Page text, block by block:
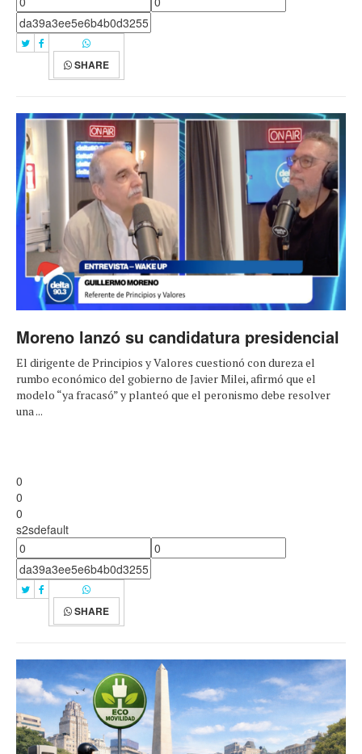
SHARE
Moreno lanzó su candidatura presidencial
El dirigente de Principios y Valores cuestionó con dureza el
rumbo económico del gobierno de Javier Milei, afirmó que el
modelo “ya fracasó” y planteó que el peronismo debe resolver
una ...
0
0
0
s2sdefault
SHARE